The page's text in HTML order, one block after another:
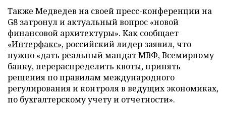
Также Медведев на своей пресс-конференции на
G8 затронул и актуальный вопрос «новой
финансовой архитектуры». Как сообщает
«Интерфакс», российский лидер заявил, что
нужно «дать реальный мандат МВФ, Всемирному
банку, перераспределить квоты, принять
решения по правилам международного
регулирования и контроля в ведущих экономиках,
по бухгалтерскому учету и отчетности».